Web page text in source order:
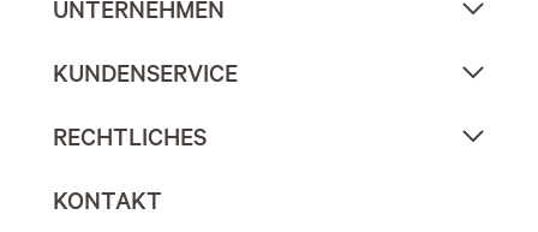
UNTERNEHMEN
KUNDENSERVICE
RECHTLICHES
KONTAKT